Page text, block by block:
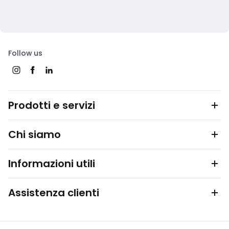
Follow us
Prodotti e servizi
Chi siamo
Informazioni utili
Assistenza clienti